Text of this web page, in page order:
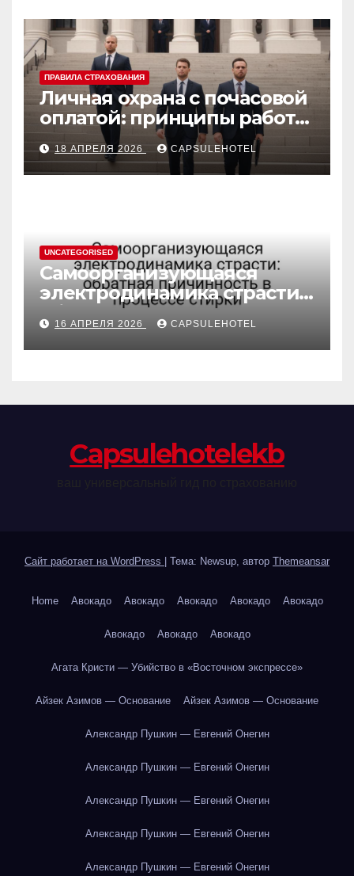
ПРАВИЛА СТРАХОВАНИЯ
Личная охрана с почасовой
оплатой: принципы работы
и правовые аспекты
18 АПРЕЛЯ 2026 CAPSULEHOTEL
UNCATEGORISED
Самоорганизующаяся
электродинамика страсти:
обратная причинность в
процессе стирки
16 АПРЕЛЯ 2026 CAPSULEHOTEL
Сapsulehotelekb
Сайт работает на WordPress Тема: Newsup, автор Themeansar
Home Авокадо Авокадо Авокадо Авокадо Авокадо
Авокадо Авокадо Авокадо
Агата Кристи — Убийство в «Восточном экспрессе»
Айзек Азимов — Основание Айзек Азимов — Основание
Александр Пушкин — Евгений Онегин
Александр Пушкин — Евгений Онегин
Александр Пушкин — Евгений Онегин
Александр Пушкин — Евгений Онегин
Александр Пушкин — Евгений Онегин